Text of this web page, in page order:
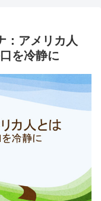
アメリカ人
を冷静に